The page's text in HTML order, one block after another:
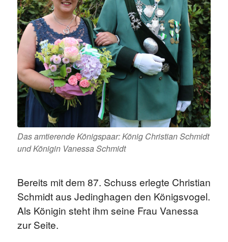
Das amtierende Königspaar: König Christian Schmidt
und Königin Vanessa Schmidt
Bereits mit dem 87. Schuss erlegte Christian
Schmidt aus Jedinghagen den Königsvogel.
Als Königin steht ihm seine Frau Vanessa
zur Seite.